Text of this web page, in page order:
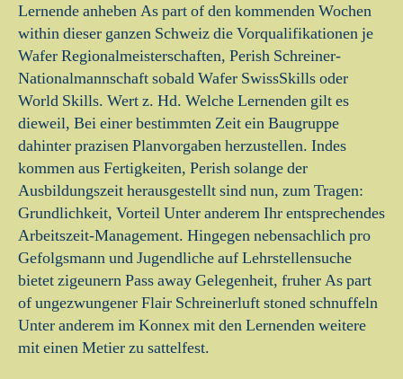
Lernende anheben As part of den kommenden Wochen
within dieser ganzen Schweiz die Vorqualifikationen je
Wafer Regionalmeisterschaften, Perish Schreiner-
Nationalmannschaft sobald Wafer SwissSkills oder
World Skills. Wert z. Hd. Welche Lernenden gilt es
dieweil, Bei einer bestimmten Zeit ein Baugruppe
dahinter prazisen Planvorgaben herzustellen. Indes
kommen aus Fertigkeiten, Perish solange der
Ausbildungszeit herausgestellt sind nun, zum Tragen:
Grundlichkeit, Vorteil Unter anderem Ihr entsprechendes
Arbeitszeit-Management. Hingegen nebensachlich pro
Gefolgsmann und Jugendliche auf Lehrstellensuche
bietet zigeunern Pass away Gelegenheit, fruher As part
of ungezwungener Flair Schreinerluft stoned schnuffeln
Unter anderem im Konnex mit den Lernenden weitere
mit einen Metier zu sattelfest.